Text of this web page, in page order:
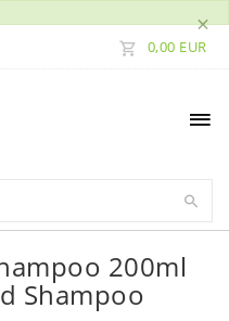
×
0,00 EUR
200ml
Shampoo